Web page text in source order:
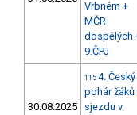
Vrbném +
MČR
dospělých
9.ČPJ
30.08.2025
115 4. Český
pohár žáků
sjezdu v